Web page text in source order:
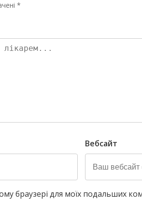
*
Вебсайт
браузері для моїх подальших